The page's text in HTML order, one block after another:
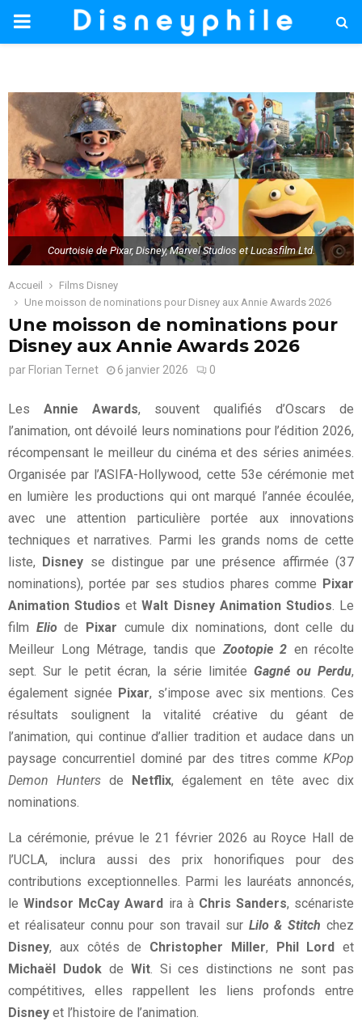
PRIMARY
Courtoisie de Pixar, Disney, Marvel Studios et Lucasfilm Ltd.
Accueil
Films Disney
Une moisson de nominations pour Disney aux Annie Awards 2026
Une moisson de nominations pour
Disney aux Annie Awards 2026
par Florian Ternet 6 janvier 2026 0
Les Annie Awards, souvent qualifiés d’Oscars de
l’animation, ont dévoilé leurs nominations pour l’édition 2026,
récompensant le meilleur du cinéma et des séries animées.
Organisée par l’ASIFA-Hollywood, cette 53e cérémonie met
en lumière les productions qui ont marqué l’année écoulée,
avec une attention particulière portée aux innovations
techniques et narratives. Parmi les grands noms de cette
liste,
Disney se distingue par une présence affirmée (37
nominations), portée par ses studios phares comme Pixar
Animation Studios etWalt Disney Animation Studios. Le
film Eliode Pixar cumule dix nominations, dont celle du
Meilleur Long Métrage, tandis queZootopie 2 en récolte
sept. Sur le petit écran, la série limitée Gagné ou Perdu,
également signée Pixar, s’impose avec six mentions. Ces
résultats soulignent la vitalité créative du géant de
l’animation, qui continue d’allier tradition et audace dans un
paysage concurrentiel dominé par des titres comme KPop
Demon Hunters de Netflix, également en tête avec dix
nominations.
La cérémonie, prévue le 21 février 2026 au Royce Hall de
l’UCLA, inclura aussi des prix honorifiques pour des
contributions exceptionnelles. Parmi les lauréats annoncés,
leWindsor McCay Award ira à Chris Sanders, scénariste
et réalisateur connu pour son travail sur Lilo & Stitch chez
Disney, aux côtés de Christopher Miller, Phil Lord
et
Michaël Dudokde Wit. Si ces distinctions ne sont pas
compétitives, elles rappellent les liens profonds entre
Disney et l’histoire de l’animation.